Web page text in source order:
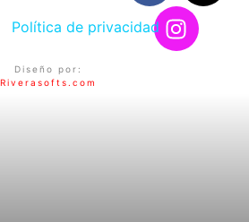
Política de privacidad
Diseño por:
Riverasofts.com